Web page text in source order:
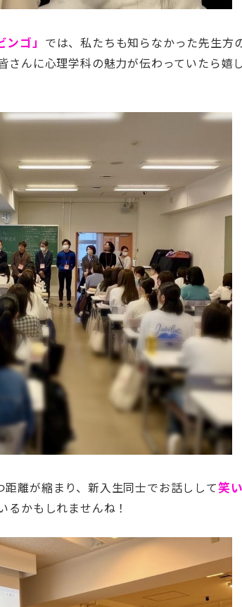
ゴ」 では、私たちも知らなかった先生方
んに心理学科の魅力が伝わっていたら嬉
距離が縮まり、新入生同士でお話しして笑
かもしれませんね！